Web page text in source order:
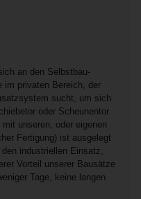
an den Selbstbau-
im privaten Bereich, der
sucht, um sich
oder Scheunentor
unseren, oder eigenen
Fertigung) ist ausgelegt
industriellen Einsatz,
Vorteil unserer Bausätze
Tage, keine langen